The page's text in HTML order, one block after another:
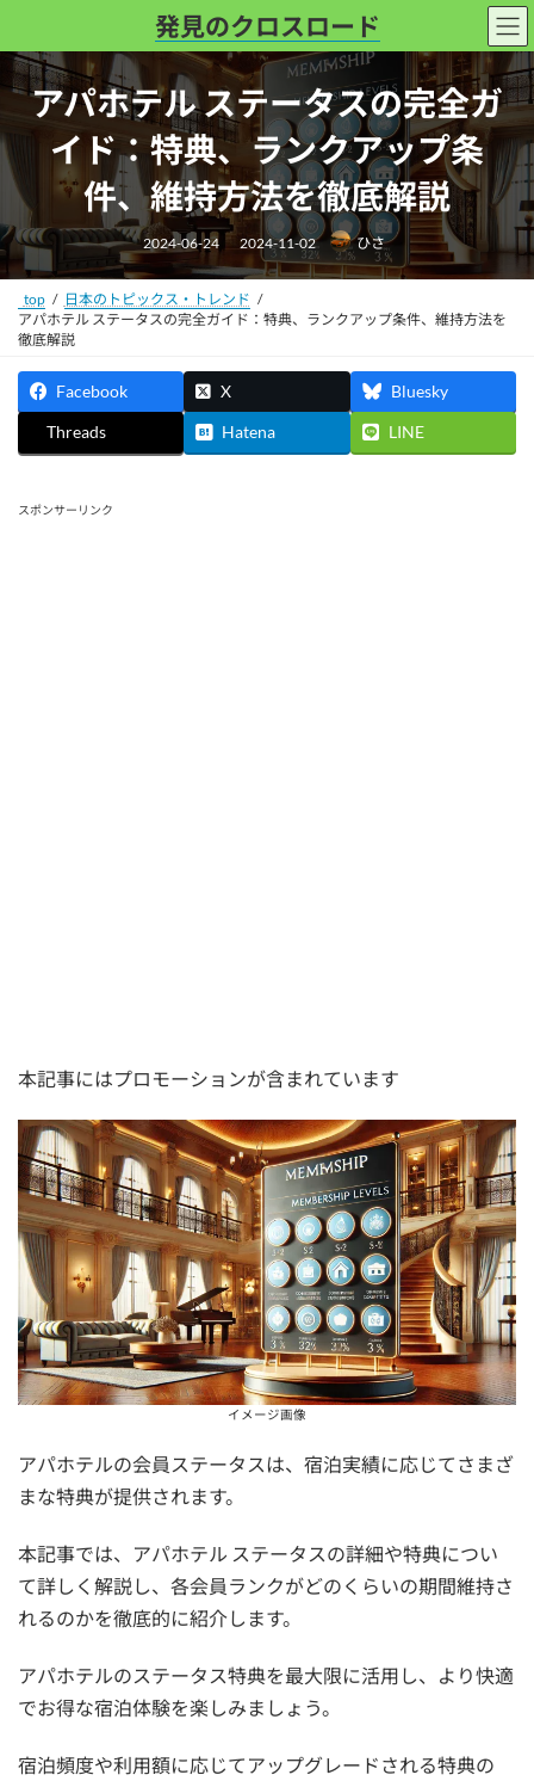
テ
ン
へ
ス
ッ
プ
ゲ
ー
ョ
ン
移
動
発見のクロスロード
アパホテル ステータスの完全ガ
イド：特典、ランクアップ条
件、維持方法を徹底解説
2024-06-24
終
新
日
時
:
2024-11-02 ひさ
top
日本のトピックス・トレンド
アパホテル ステータスの完全ガイド：特典、ランクアップ条件、維持方法を
徹底解説
Facebook X
Bluesky
Threads
Hatena LINE
スポンサーリンク
本記事にはプロモーションが含まれています
イメージ画像
アパホテルの会員ステータスは、宿泊実績に応じてさまざ
まな特典が提供されます。
本記事では、アパホテル ステータスの詳細や特典につい
て詳しく解説し、各会員ランクがどのくらいの期間維持さ
れるのかを徹底的に紹介します。
アパホテルのステータス特典を最大限に活用し、より快適
でお得な宿泊体験を楽しみましょう。
宿泊頻度や利用額に応じてアップグレードされる特典の